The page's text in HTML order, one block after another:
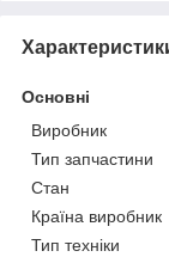
Основні
Виробник
Тип запчастини
Стан
Країна виробник
Тип техніки